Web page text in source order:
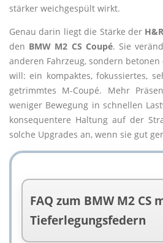
stärker weichgespült wirkt.
Genau darin liegt die Stärke der
den BMW M2 CS Coupé. Sie
anderen Fahrzeug, sondern
will: ein kompaktes, fokussiertes,
getrimmtes M-Coupé. Mehr
weniger Bewegung in schnellen
konsequentere Haltung auf der
solche Upgrades an, wenn sie gut
FAQ zum BMW M2 CS
Tieferlegungsfedern